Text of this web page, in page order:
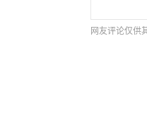
网友评论仅供